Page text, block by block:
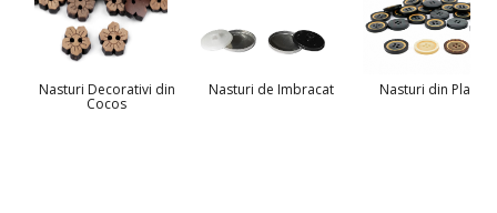
Nasturi Decorativi din
Cocos
Nasturi de Imbracat Nasturi din Plastic